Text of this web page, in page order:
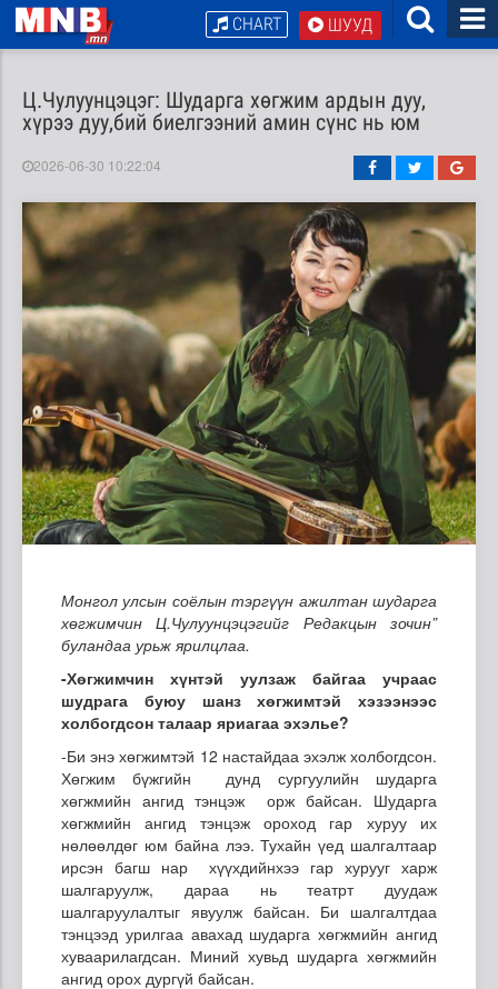
ШУУД
CHART
Ц.Чулуунцэцэг: Шударга хөгжим ардын дуу,
хүрээ дуу,бий биелгээний амин сүнс нь юм
2026-06-30 10:22:04
Монгол улсын соёлын тэргүүн ажилтан шударга
хөгжимчин Ц.Чулуунцэцэгийг Редакцын зочин”
буландаа урьж ярилцлаа.
-Хөгжимчин хүнтэй уулзаж байгаа учраас
шудрага буюу шанз хөгжимтэй хэзээнээс
холбогдсон талаар яриагаа эхэлье?
-Би энэ хөгжимтэй 12 настайдаа эхэлж холбогдсон.
Хөгжим бүжгийн дунд сургуулийн шударга
хөгжмийн ангид тэнцэж орж байсан. Шударга
хөгжмийн ангид тэнцэж ороход гар хуруу их
нөлөөлдөг юм байна лээ. Тухайн үед шалгалтаар
ирсэн багш нар хүүхдийнхээ гар хурууг харж
шалгаруулж, дараа нь театрт дуудаж
шалгаруулалтыг явуулж байсан. Би шалгалтдаа
тэнцээд урилгаа авахад шударга хөгжмийн ангид
хуваарилагдсан. Миний хувьд шударга хөгжмийн
ангид орох дургүй байсан.